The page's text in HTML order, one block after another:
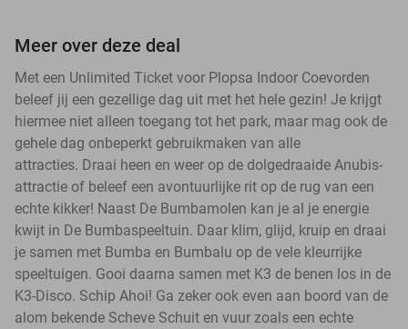
Meer over deze deal
Met een Unlimited Ticket voor Plopsa Indoor Coevorden
beleef jij een gezellige dag uit met het hele gezin! Je krijgt
hiermee niet alleen toegang tot het park, maar mag ook de
gehele dag onbeperkt gebruikmaken van alle
attracties. Draai heen en weer op de dolgedraaide Anubis-
attractie of beleef een avontuurlijke rit op de rug van een
echte kikker! Naast De Bumbamolen kan je al je energie
kwijt in De Bumbaspeeltuin. Daar klim, glijd, kruip en draai
je samen met Bumba en Bumbalu op de vele kleurrijke
speeltuigen. Gooi daarna samen met K3 de benen los in de
K3-Disco. Schip Ahoi! Ga zeker ook even aan boord van de
alom bekende Scheve Schuit en vuur zoals een echte